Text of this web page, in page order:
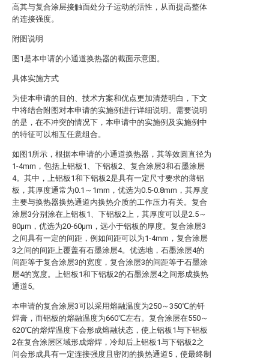
高其与复合涂层接触面处分子运动的活性，从而提高整体
的连接强度。
附图说明
图1是本申请的小通道换热器的截面示意图。
具体实施方式
为使本申请的目的、技术方案和优点更加清楚明白，下文
中将结合附图对本申请的实施例进行详细说明。需要说明
的是，在不冲突的情况下，本申请中的实施例及实施例中
的特征可以相互任意组合。
如图1所示，根据本申请的小通道换热器，其等效圆直径为
1-4mm，包括上铝板1、下铝板2、复合涂层3和石墨涂层
4。其中，上铝板1和下铝板2是具有一定尺寸要求的薄铝
板，其厚度通常为0.1～1mm，优选为0.5-0.8mm，其厚度
主要与换热器换热通道内换热介质的工作压力有关。复合
涂层3分别涂在上铝板1、下铝板2上，其厚度可以是2.5～
80μm，优选为20-60μm，远小于铝板的厚度。复合涂层3
之间具有一定的间距，例如间距可以为1-4mm，复合涂层
3之间的间距上覆盖有石墨涂层4。优选地，石墨涂层4的
间距等于复合涂层3的宽度，复合涂层3的间距等于石墨涂
层4的宽度。上铝板1和下铝板2的石墨涂层4之间形成换热
通道5。
本申请的复合涂层3可以采用熔融温度为250～350℃的钎
焊膏，而铝板的熔融温度为660℃左右。复合涂层在550～
620℃的熔焊温度下会形成熔融状态，使上铝板1与下铝板
2在复合涂层区域形成熔焊，冷却后上铝板1与下铝板2之
间会形成具有一定连接强度且密闭的换热通道5，使最终制